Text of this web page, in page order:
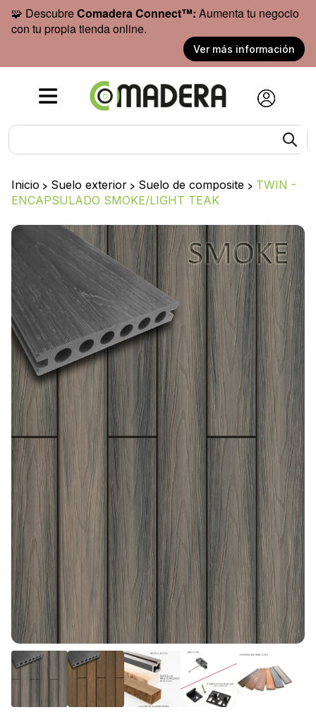
🧩 DescubreComadera Connect™: Aumenta tu negocio
con tu propia tienda online.
Ver más información
Inicio > Suelo exterior > Suelo de composite > TWIN -
ENCAPSULADO SMOKE/LIGHT TEAK